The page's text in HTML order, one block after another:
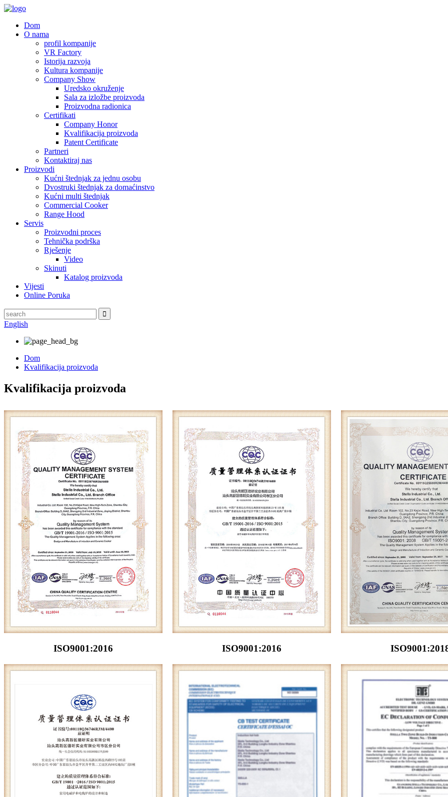
Dom
O nama
profil kompanije
VR Factory
Istorija razvoja
Kultura kompanije
Company Show
Uredsko okruženje
Sala za izložbe proizvoda
Proizvodna radionica
Certifikati
Company Honor
Kvalifikacija proizvoda
Patent Certificate
Partneri
Kontaktiraj nas
Proizvodi
Kućni štednjak za jednu osobu
Dvostruki štednjak za domaćinstvo
Kućni multi štednjak
Commercial Cooker
Range Hood
Servis
Proizvodni proces
Tehnička podrška
Rješenje
Video
Skinuti
Katalog proizvoda
Vijesti
Online Poruka
English
Dom
Kvalifikacija proizvoda
Kvalifikacija proizvoda
ISO9001:2016 ISO9001:2016